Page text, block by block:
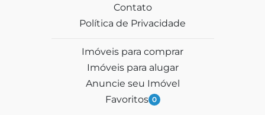
Contato
Política de Privacidade
Imóveis para comprar
Imóveis para alugar
Anuncie seu Imóvel
Favoritos 0